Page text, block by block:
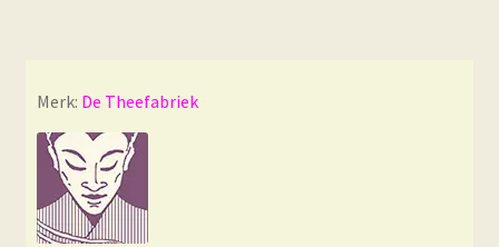
Merk: De Theefabriek